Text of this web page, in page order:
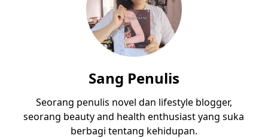
Sang Penulis
Seorang penulis novel dan lifestyle blogger,
seorang beauty and health enthusiast yang suka
berbagi tentang kehidupan.